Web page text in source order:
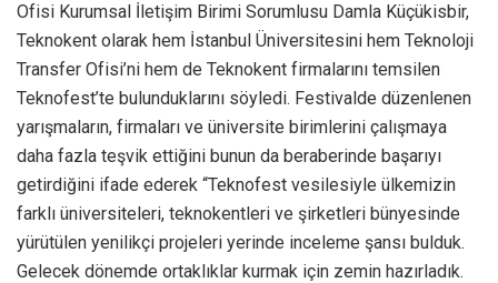
Ofisi Kurumsal İletişim Birimi Sorumlusu Damla Küçükisbir,
Teknokent olarak hem İstanbul Üniversitesini hem Teknoloji
Transfer Ofisi’ni hem de Teknokent firmalarını temsilen
Teknofest’te bulunduklarını söyledi. Festivalde düzenlenen
yarışmaların, firmaları ve üniversite birimlerini çalışmaya
daha fazla teşvik ettiğini bunun da beraberinde başarıyı
getirdiğini ifade ederek “Teknofest vesilesiyle ülkemizin
farklı üniversiteleri, teknokentleri ve şirketleri bünyesinde
yürütülen yenilikçi projeleri yerinde inceleme şansı bulduk.
Gelecek dönemde ortaklıklar kurmak için zemin hazırladık.